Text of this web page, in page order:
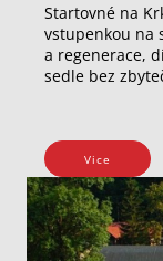
Startovné na
vstupenkou na
a regenerace,
sedle bez
Vice